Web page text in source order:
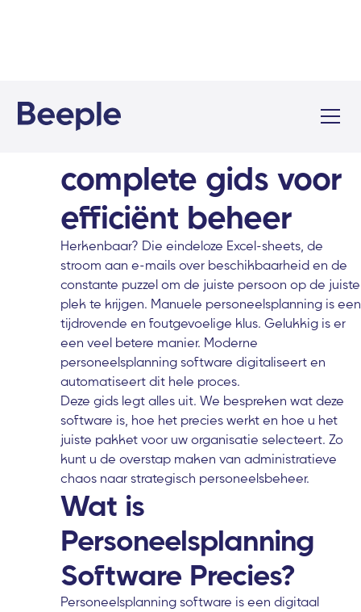
Personeelsplanning
software: de
complete gids voor
efficiënt beheer
Herkenbaar? Die eindeloze Excel-sheets, de
stroom aan e-mails over beschikbaarheid en de
constante puzzel om de juiste persoon op de juiste
plek te krijgen. Manuele personeelsplanning is een
tijdrovende en foutgevoelige klus. Gelukkig is er
een veel betere manier. Moderne
personeelsplanning software digitaliseert en
automatiseert dit hele proces.
Deze gids legt alles uit. We bespreken wat deze
software is, hoe het precies werkt en hoe u het
juiste pakket voor uw organisatie selecteert. Zo
kunt u de overstap maken van administratieve
chaos naar strategisch personeelsbeheer.
Wat is
Personeelsplanning
Software Precies?
Personeelsplanning software is een digitaal